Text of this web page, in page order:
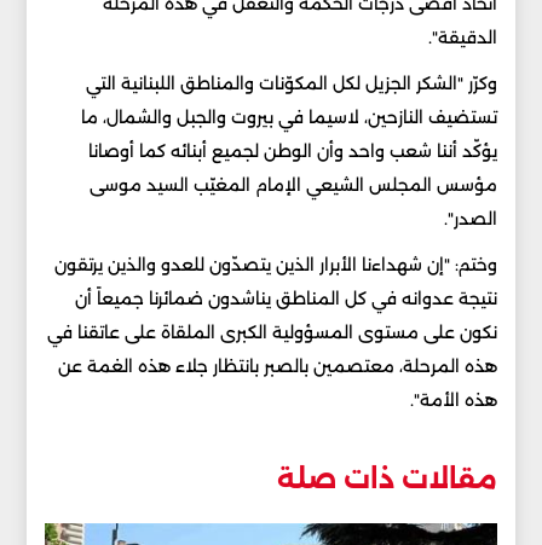
الدقيقة".
وكرّر "الشكر الجزيل لكل المكوّنات والمناطق اللبنانية التي
تستضيف النازحين، لاسيما في بيروت والجبل والشمال، ما
يؤكّد أننا شعب واحد وأن الوطن لجميع أبنائه كما أوصانا
مؤسس المجلس الشيعي الإمام المغيّب السيد موسى
الصدر".
وختم: "إن شهداءنا الأبرار الذين يتصدّون للعدو والذين يرتقون
نتيجة عدوانه في كل المناطق يناشدون ضمائرنا جميعاً أن
نكون على مستوى المسؤولية الكبرى الملقاة على عاتقنا في
هذه المرحلة، معتصمين بالصبر بانتظار جلاء هذه الغمة عن
هذه الأمة".
مقالات ذات صلة